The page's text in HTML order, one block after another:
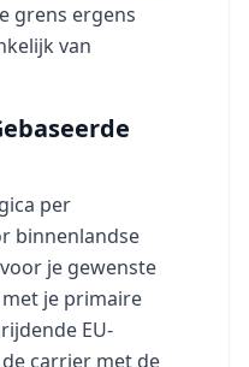
grens ergens
van
per
binnenlandse
je gewenste
je primaire
EU-
carrier met de